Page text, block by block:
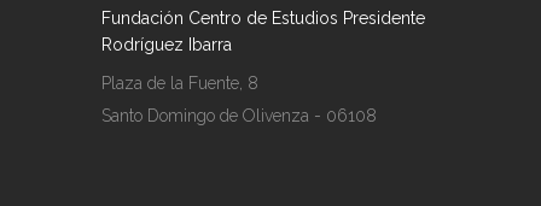
Fundación Centro de Estudios Presidente
Rodríguez Ibarra
Plaza de la Fuente, 8
Santo Domingo de Olivenza - 06108